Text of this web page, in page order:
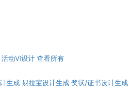
动VI设计 查看所有
生成 易拉宝设计生成 奖状/证书设计生成